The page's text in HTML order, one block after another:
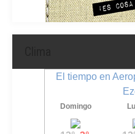
El tiempo en
Domingo